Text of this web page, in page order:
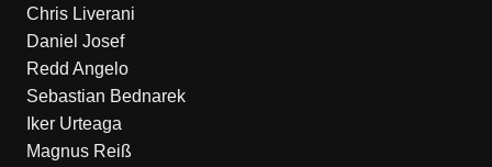
Chris Liverani
Daniel Josef
Redd Angelo
Sebastian Bednarek
Iker Urteaga
Magnus Reiß